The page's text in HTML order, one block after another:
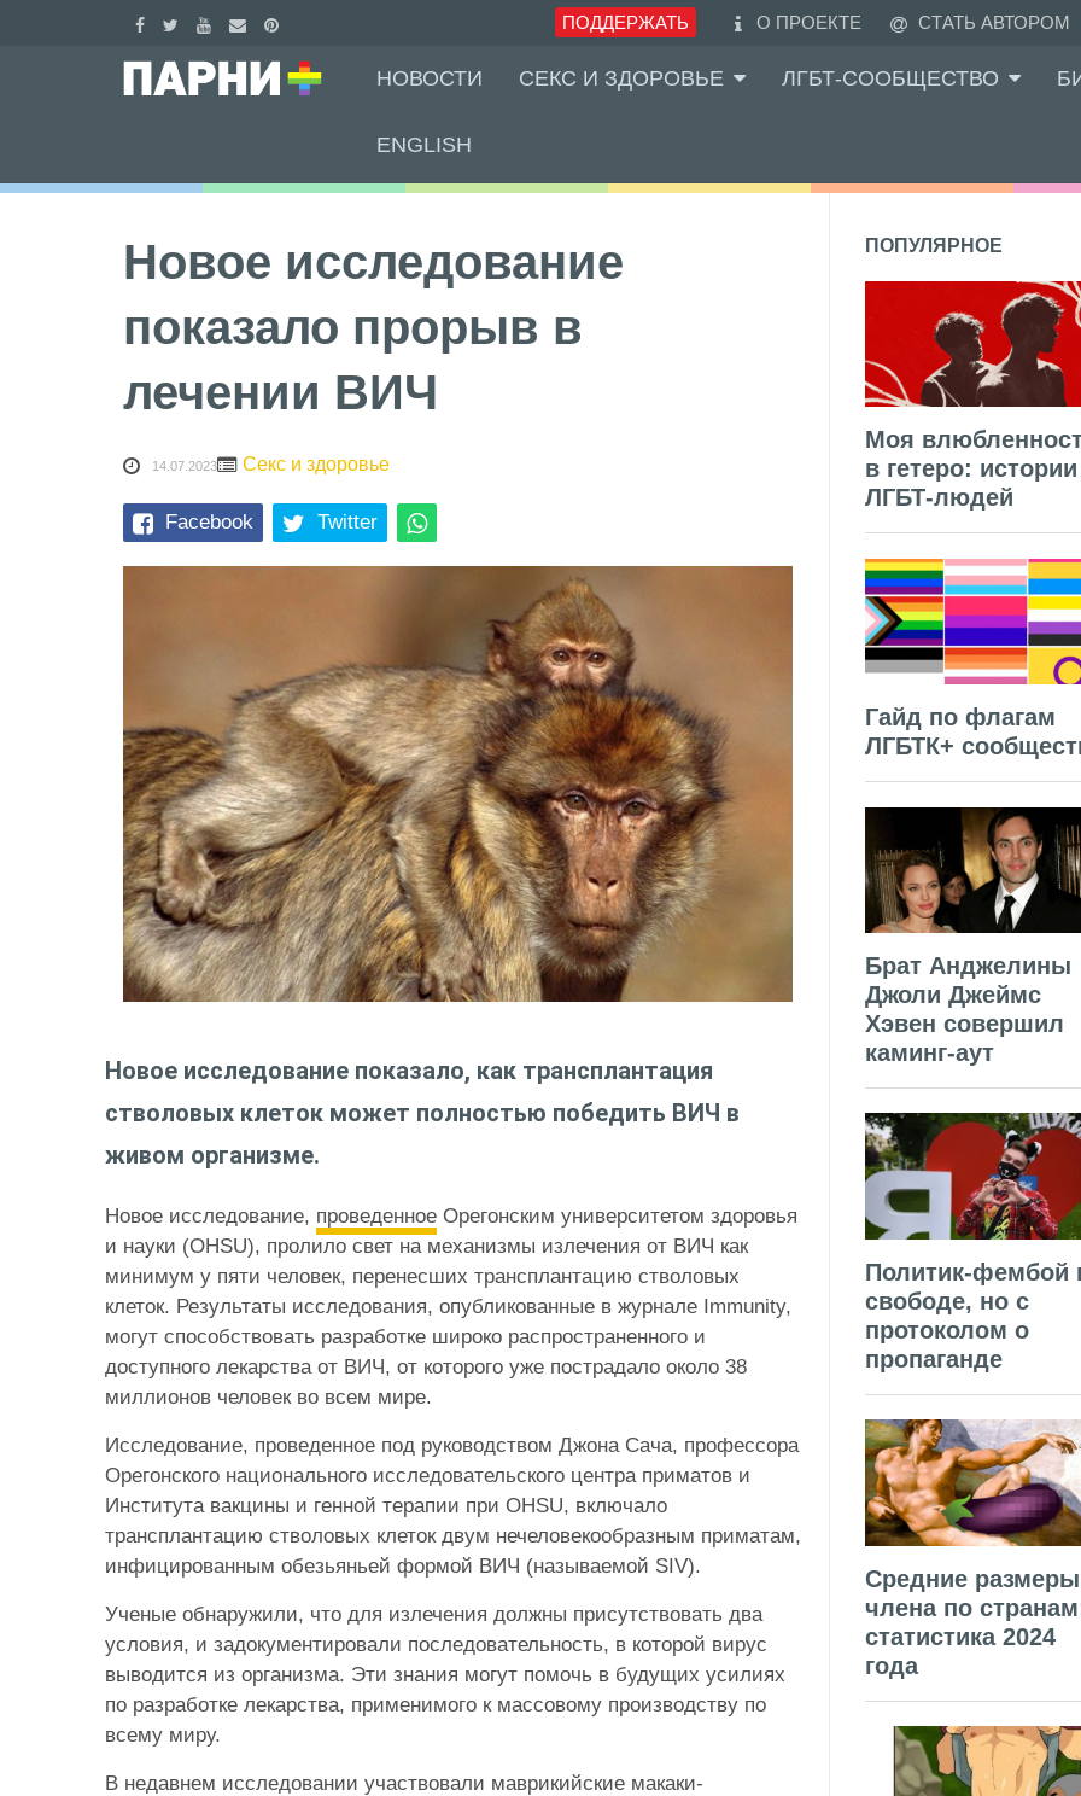
ПОДДЕРЖАТЬ О ПРОЕКТЕ СТАТЬ АВТОРОМ
НОВОСТИ СЕКС И ЗДОРОВЬЕ ЛГБТ-СООБЩЕСТВО
ENGLISH
Новое исследование
показало прорыв в
лечении ВИЧ
14.07.2023 Секс и здоровье
Facebook Twitter
Новое исследование показало, как трансплантация
стволовых клеток может полностью победить ВИЧ в
живом организме.
Новое исследование, проведенное Орегонским университетом здоровья
и науки (OHSU), пролило свет на механизмы излечения от ВИЧ как
минимум у пяти человек, перенесших трансплантацию стволовых
клеток. Результаты исследования, опубликованные в журнале Immunity,
могут способствовать разработке широко распространенного и
доступного лекарства от ВИЧ, от которого уже пострадало около 38
миллионов человек во всем мире.
Исследование, проведенное под руководством Джона Сача, профессора
Орегонского национального исследовательского центра приматов и
Института вакцины и генной терапии при OHSU, включало
трансплантацию стволовых клеток двум нечеловекообразным приматам,
инфицированным обезьяньей формой ВИЧ (называемой SIV).
Ученые обнаружили, что для излечения должны присутствовать два
условия, и задокументировали последовательность, в которой вирус
выводится из организма. Эти знания могут помочь в будущих усилиях
по разработке лекарства, применимого к массовому производству по
всему миру.
В недавнем исследовании участвовали маврикийские макаки-
ПОПУЛЯРНОЕ
Моя
в гетеро: истории
ЛГБТ-людей
Гайд по флагам
ЛГБТК+
Брат Анджелины
Джоли Джеймс
Хэвен совершил
каминг-аут
Политик-фембой
свободе, но с
протоколом о
пропаганде
Средние размеры
члена по
статистика 2024
года